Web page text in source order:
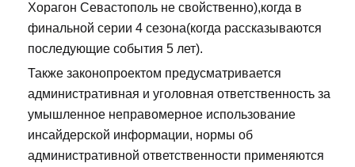
Хорагон Севастополь не свойственно),когда в
финальной серии 4 сезона(когда рассказываются
последующие события 5 лет).
Также законопроектом предусматривается
административная и уголовная ответственность за
умышленное неправомерное использование
инсайдерской информации, нормы об
административной ответственности применяются